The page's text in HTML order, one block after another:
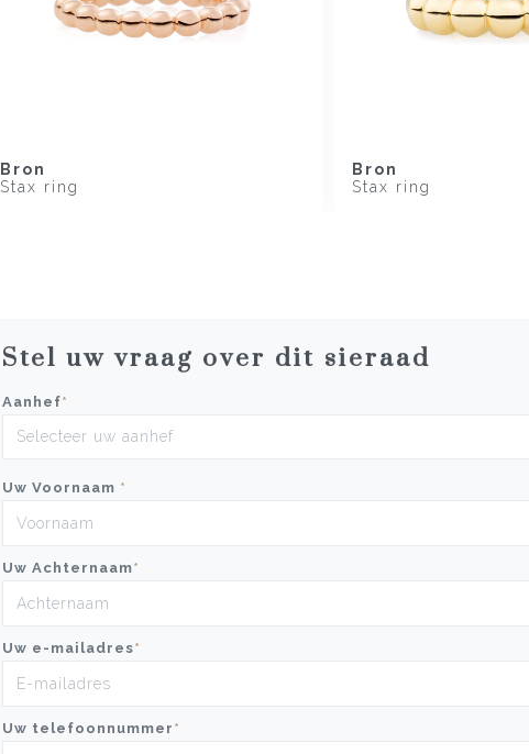
Bron
Stax ring
Bron
Stax ring
Stel uw vraag over dit sieraad
Aanhef*
Uw Voornaam *
Uw Achternaam*
Uw e-mailadres*
Uw telefoonnummer *